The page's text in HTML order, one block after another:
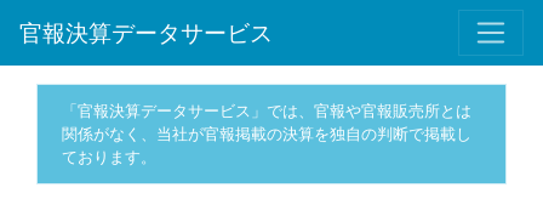
官報決算データサービス
「官報決算データサービス」では、官報や官報販売所とは
関係がなく、当社が官報掲載の決算を独自の判断で掲載し
ております。